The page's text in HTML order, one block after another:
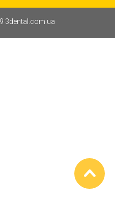
3dental.com.ua